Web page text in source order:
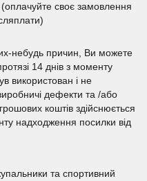
(оплачуйте своє замовлення
небудь причин, Ви можете
14 днів з моменту
використован і не
дефекти та /або
коштів здійснюється
надходження посилки від
та спортивний